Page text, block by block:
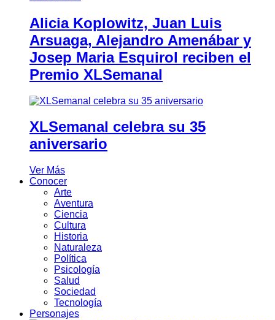
Alicia Koplowitz, Juan Luis
Arsuaga, Alejandro Amenábar y
Josep Maria Esquirol reciben el
Premio XLSemanal
XLSemanal celebra su 35
aniversario
Ver Más
Conocer
Arte
Aventura
Ciencia
Cultura
Historia
Naturaleza
Política
Psicología
Salud
Sociedad
Tecnología
Personajes